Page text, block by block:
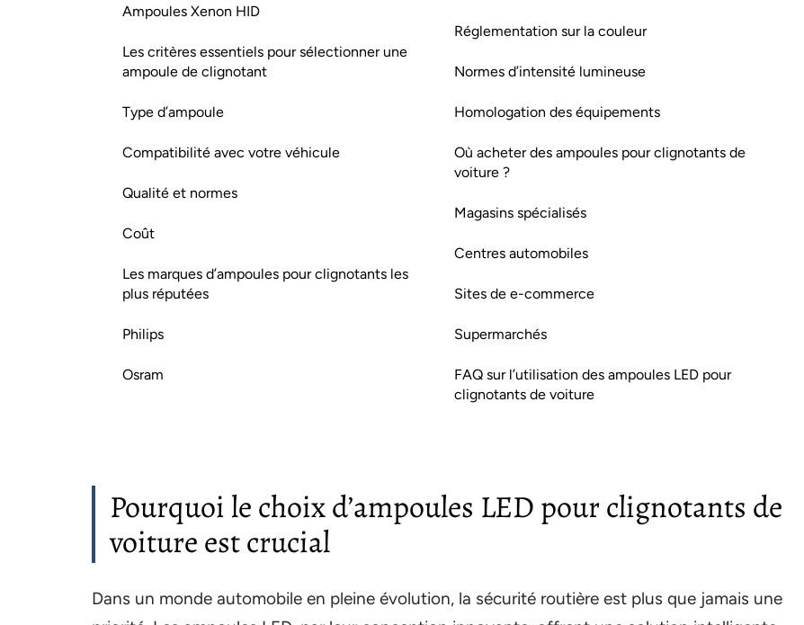
Ampoules Xenon HID
Les critères essentiels pour sélectionner une
ampoule de clignotant
Type d’ampoule
Compatibilité avec votre véhicule
Qualité et normes
Coût
Les marques d’ampoules pour clignotants les
plus réputées
Philips
Osram
Réglementation sur la couleur
Normes d’intensité lumineuse
Homologation des équipements
Où acheter des ampoules pour clignotants de
voiture ?
Magasins spécialisés
Centres automobiles
Sites de e-commerce
Supermarchés
FAQ sur l’utilisation des ampoules LED pour
clignotants de voiture
Pourquoi le choix d’ampoules LED pour clignotants de
voiture est crucial
Dans un monde automobile en pleine évolution, la sécurité routière est plus que jamais une